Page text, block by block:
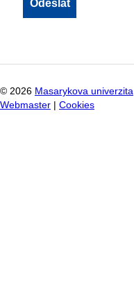
© 2026 Masarykova univerzita
Webmaster
Cookies